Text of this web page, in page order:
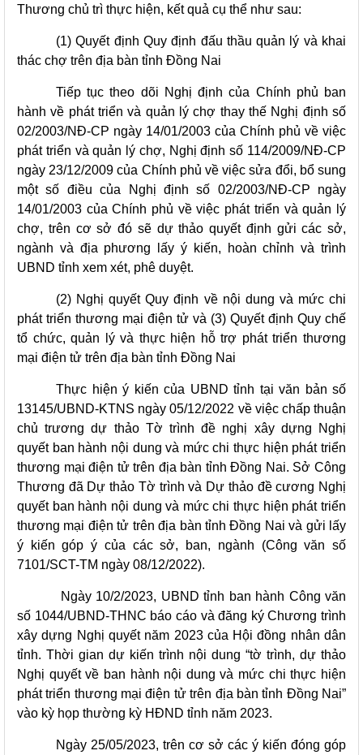
Thương chủ trì thực hiện, kết quả cụ thể như sau:
(1) Quyết định Quy định đấu thầu quản lý và khai
thác chợ trên địa bàn tỉnh Đồng Nai
Tiếp tục theo dõi Nghị định của Chính phủ ban
hành về phát triển và quản lý chợ thay thế Nghị định số
02/2003/NĐ-CP ngày 14/01/2003 của Chính phủ về việc
phát triển và quản lý chợ, Nghị định số 114/2009/NĐ-CP
ngày 23/12/2009 của Chính phủ về việc sửa đổi, bổ sung
một số điều của Nghị định số 02/2003/NĐ-CP ngày
14/01/2003 của Chính phủ về việc phát triển và quản lý
chợ, trên cơ sở đó sẽ dự thảo quyết định gửi các sở,
ngành và địa phương lấy ý kiến, hoàn chỉnh và trình
UBND tỉnh xem xét, phê duyệt.
(2) Nghị quyết Quy định về nội dung và mức chi
phát triển thương mại điện tử và (3) Quyết định Quy chế
tổ chức, quản lý và thực hiện hỗ trợ phát triển thương
mại điện tử trên địa bàn tỉnh Đồng Nai
Thực hiện ý kiến của UBND tỉnh tại văn bản số
13145/UBND-KTNS ngày 05/12/2022 về việc chấp thuận
chủ trương dự thảo Tờ trình đề nghị xây dựng Nghị
quyết ban hành nội dung và mức chi thực hiện phát triển
thương mại điện tử trên địa bàn tỉnh Đồng Nai. Sở Công
Thương đã Dự thảo Tờ trình và Dự thảo đề cương Nghị
quyết ban hành nội dung và mức chi thực hiện phát triển
thương mại điện tử trên địa bàn tỉnh Đồng Nai và gửi lấy
ý kiến góp ý của các sở, ban, ngành (Công văn số
7101/SCT-TM ngày 08/12/2022).
Ngày 10/2/2023, UBND tỉnh ban hành Công văn
số 1044/UBND-THNC báo cáo và đăng ký Chương trình
xây dựng Nghị quyết năm 2023 của Hội đồng nhân dân
tỉnh. Thời gian dự kiến trình nội dung “tờ trình, dự thảo
Nghị quyết về ban hành nội dung và mức chi thực hiện
phát triển thương mại điện tử trên địa bàn tỉnh Đồng Nai”
vào kỳ họp thường kỳ HĐND tỉnh năm 2023.
Ngày 25/05/2023, trên cơ sở các ý kiến đóng góp